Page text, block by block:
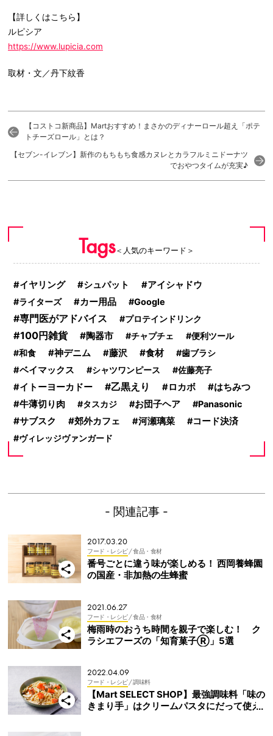
【詳しくはこちら】
ルピシア
https://www.lupicia.com
取材・文／丹下紋香
【コストコ新商品】Martおすすめ！まさかのディナーロール超え「ポテ
トチーズロール」とは？
【セブン-イレブン】新作のもちもち食感カヌレとカラフルミニドーナツ
でおやつタイムが充実♪
Tags＜人気のキーワード＞
イヤリング シュパット アイシャドウ
ライターズ カー用品 Google
専門医がアドバイス プロテインドリンク
100円雑貨 陶器市 チャプチェ
便利ツール
和食
神デニム 藤沢 食材 歯ブラシ
ベイマックス シャツワンピース 佐藤亮子
イトーヨーカドー 乙黒えり ロカボ はちみつ
牛薄切り肉 タスカジ お団子ヘア Panasonic
サブスク 郊外カフェ 河瀬璃菜 コード決済
ヴィレッジヴァンガード
- 関連記事 -
2017.03.20
フード・レシピ/ 食品・食材
番号ごとに違う味が楽しめる！ 西岡養蜂園
の国産・非加熱の生蜂蜜
2021.06.27
フード・レシピ/ 食品・食材
梅雨時のおうち時間を親子で楽しむ！ ク
ラシエフーズの「知育菓子Ⓡ」5選
2022.04.09
フード・レシピ/ 調味料
【Mart SELECT SHOP】最強調味料「味の
きまり手」はクリームパスタにだって使え